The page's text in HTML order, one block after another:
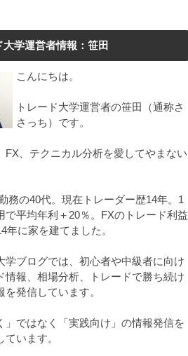
大学運営者情報：笹田
こんにちは。
トレード大学運営者の笹田（通称さ
さっち）です。
FX、テクニカル分析を愛してやまない
務の40代。現在トレーダー歴14年。1
で平均年利＋20％。FXのトレード利益
年に家を建てました。
学ブログでは、初心者や中級者に向け
情報、相場分析、トレードで勝ち続け
を発信しています。
」ではなく「実践向け」の情報発信を
ています。